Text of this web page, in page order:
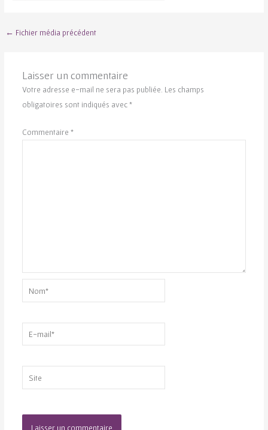
← Fichier média précédent
Laisser un commentaire
Votre adresse e-mail ne sera pas publiée. Les champs
obligatoires sont indiqués avec*
Commentaire *
mail*